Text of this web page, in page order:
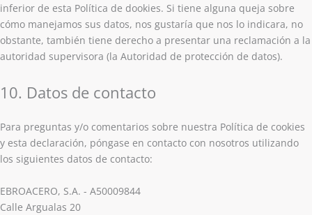
inferior de esta Política de dookies. Si tiene alguna queja sobre
cómo manejamos sus datos, nos gustaría que nos lo indicara, no
obstante, también tiene derecho a presentar una reclamación a la
autoridad supervisora (la Autoridad de protección de datos).
10. Datos de contacto
Para preguntas y/o comentarios sobre nuestra Política de cookies
y esta declaración, póngase en contacto con nosotros utilizando
los siguientes datos de contacto:
EBROACERO, S.A. - A50009844
Calle Argualas 20